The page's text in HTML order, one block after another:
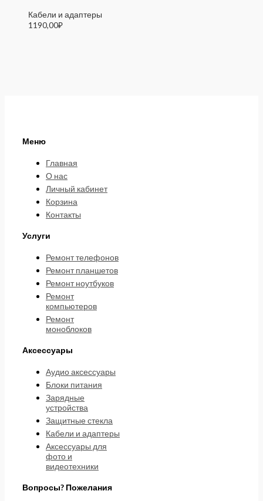
Кабели и адаптеры
1190,00₽
Меню
Главная
О нас
Личный кабинет
Корзина
Контакты
Услуги
Ремонт телефонов
Ремонт планшетов
Ремонт ноутбуков
Ремонт
компьютеров
Ремонт
моноблоков
Аксессуары
Аудио аксессуары
Блоки питания
Зарядные
устройства
Защитные стекла
Кабели и адаптеры
Аксессуары для
фото и
видеотехники
Вопросы? Пожелания